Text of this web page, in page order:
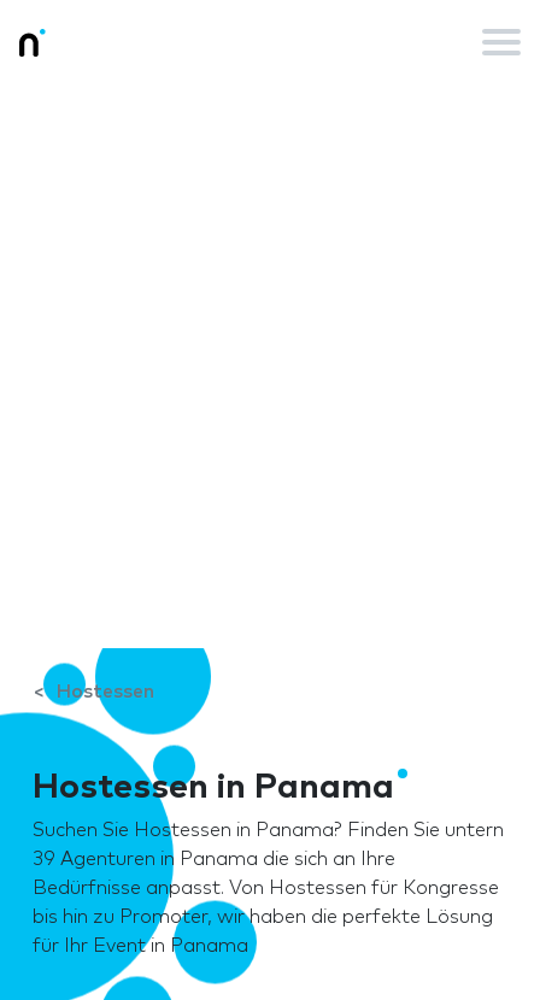
Hostessen
Hostessen in Panama
Suchen Sie Hostessen in Panama? Finden Sie untern
39 Agenturen in Panama die sich an Ihre
Bedürfnisse anpasst. Von Hostessen für Kongresse
bis hin zu Promoter, wir haben die perfekte Lösung
für Ihr Event in Panama